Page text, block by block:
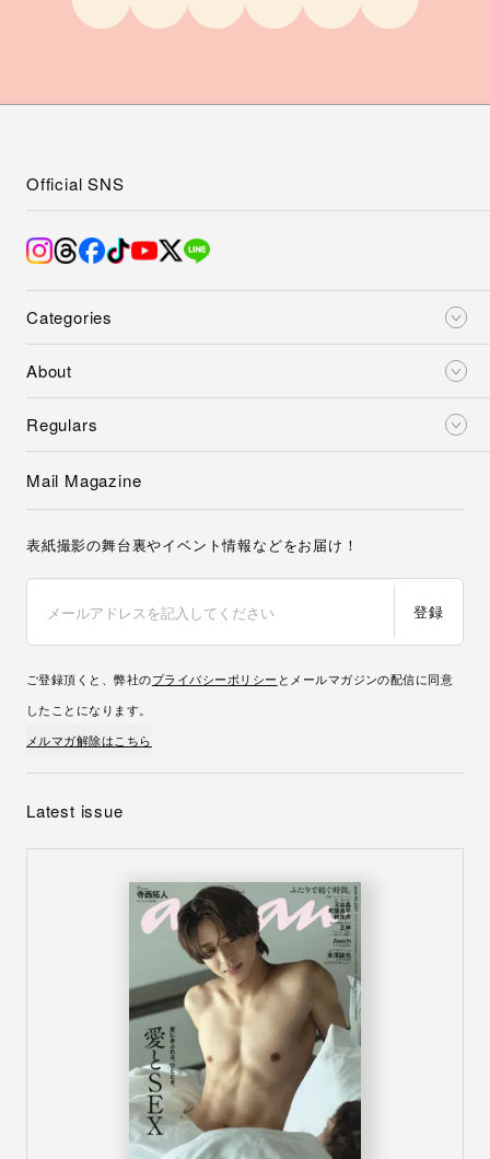
Categories
About
Regulars
Official SNS
Mail Magazine
表紙撮影の舞台裏やイベント情報などをお届け！
登録
ご登録頂くと、弊社のプライバシーポリシー とメールマガジンの配信に同意
したことになります。
メルマガ解除はこちら
Latest issue